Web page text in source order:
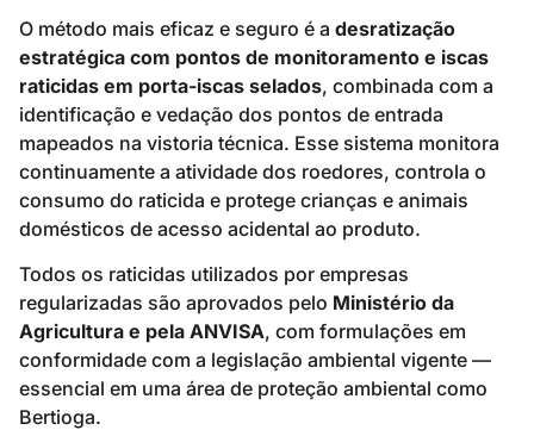
O método mais eficaz e seguro é a desratização
estratégica com pontos de monitoramento e iscas
raticidas em porta-iscas selados, combinada com a
identificação e vedação dos pontos de entrada
mapeados na vistoria técnica. Esse sistema monitora
continuamente a atividade dos roedores, controla o
consumo do raticida e protege crianças e animais
domésticos de acesso acidental ao produto.
Todos os raticidas utilizados por empresas
regularizadas são aprovados pelo Ministério da
Agricultura e pela ANVISA, com formulações em
conformidade com a legislação ambiental vigente —
essencial em uma área de proteção ambiental como
Bertioga.